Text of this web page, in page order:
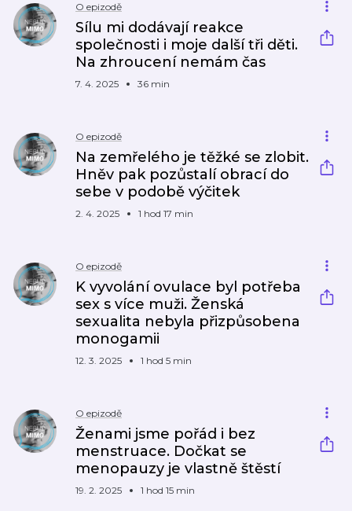
O epizodě
Sílu mi dodávají reakce
společnosti i moje další tři děti.
Na zhroucení nemám čas
7. 4. 2025 36 min
O epizodě
Na zemřelého je těžké se zlobit.
Hněv pak pozůstalí obrací do
sebe v podobě výčitek
2. 4. 2025 1 hod 17 min
O epizodě
K vyvolání ovulace byl potřeba
sex s více muži. Ženská
sexualita nebyla přizpůsobena
monogamii
12. 3. 2025 1 hod 5 min
O epizodě
Ženami jsme pořád i bez
menstruace. Dočkat se
menopauzy je vlastně štěstí
19. 2. 2025 1 hod 15 min